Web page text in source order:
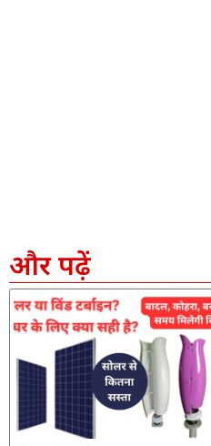
और पढ़ें